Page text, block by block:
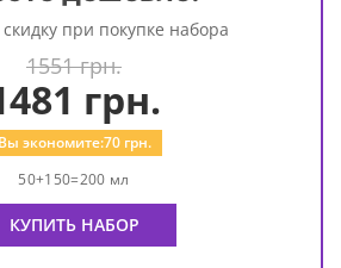
при покупке набора
1551 грн.
грн.
Вы экономите:70грн.
50+150=200 мл
КУПИТЬ НАБОР